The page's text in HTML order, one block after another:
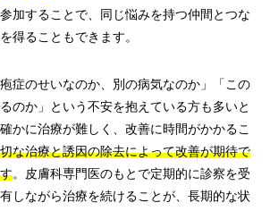
加することで、同じ悩みを持つ仲間とつな
得ることもできます。
疱症のせいなのか、別の病気なのか」「この
のか」という不安を抱えている方も多いと
かに治療が難しく、改善に時間がかかるこ
な治療と誘因の除去によって改善が期待で
。皮膚科専門医のもとで定期的に診察を受
しながら治療を続けることが、長期的な状